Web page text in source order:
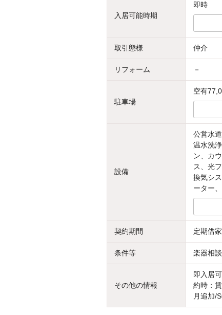
入居可能時期
即時
取引態様 仲介
リフォーム －
駐車場
空有
設備
公営水
温水洗
ン、カ
ス、光
換気シ
ーター
契約期間 定期借
条件等 楽器相
その他の情報
即入居
約時：
月追加/